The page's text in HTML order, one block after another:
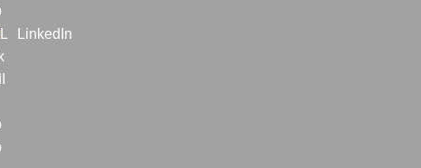
LinkedIn